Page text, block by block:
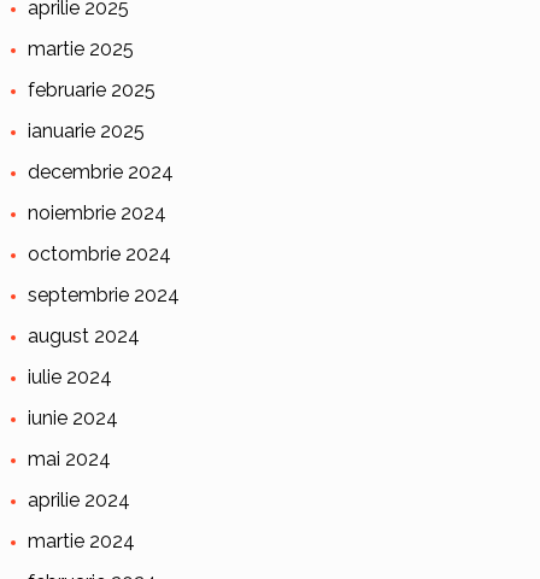
aprilie 2025
martie 2025
februarie 2025
ianuarie 2025
decembrie 2024
noiembrie 2024
octombrie 2024
septembrie 2024
august 2024
iulie 2024
iunie 2024
mai 2024
aprilie 2024
martie 2024